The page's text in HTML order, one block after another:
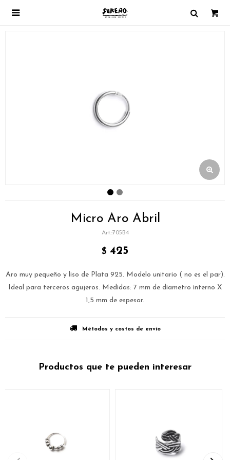

Micro Aro Abril
705B4
$ 425
Aro muy pequeño y liso de Plata 925. Modelo unitario ( no es el par).
Ideal para terceros agujeros. Medidas: 7 mm de diametro interno X
1,5 mm de espesor.
Métodos y costos de envío
Productos que te pueden interesar